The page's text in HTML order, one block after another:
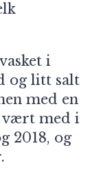
i
og litt salt
med en
vært med i
2018, og